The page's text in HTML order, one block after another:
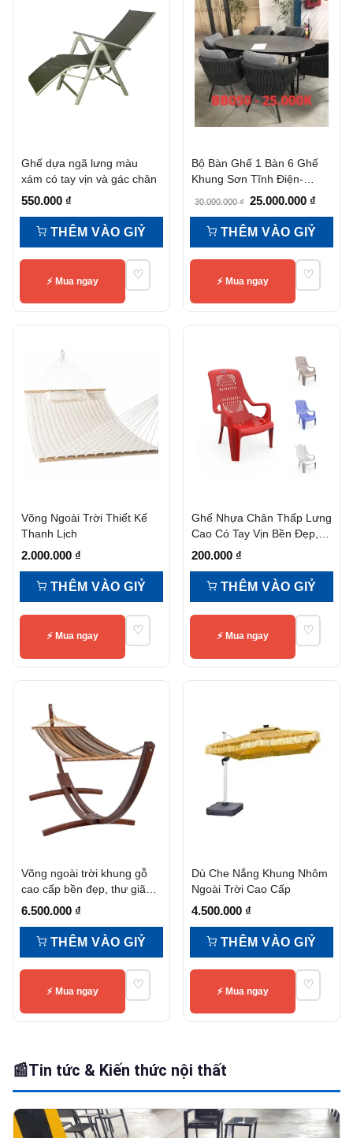
Ghế dựa ngã lưng màu
xám có tay vịn và gác chân
550.000 ₫
THÊM VÀO GIỶ
⚡ Mua ngay ♡
Bộ Bàn Ghế 1 Bàn 6 Ghế
Khung Sơn Tĩnh Điện-
30.000.000₫ Giá
gốc
là:
30.000.000 ₫.
25.000.000 ₫
hiện
là:
THÊM VÀO GIỶ
⚡ Mua ngay ♡
Võng Ngoài Trời Thiết Kế
Thanh Lịch
2.000.000 ₫
THÊM VÀO GIỶ
⚡ Mua ngay ♡
Ghế Nhựa Chân Thấp Lưng
Cao Có Tay Vịn Bền Đẹp,
Tiện Nghi
200.000 ₫
THÊM VÀO GIỶ
⚡ Mua ngay ♡
Võng ngoài trời khung gỗ
cao cấp bền đẹp, thư giãn
tuyệt vời
6.500.000 ₫
THÊM VÀO GIỶ
⚡ Mua ngay ♡
Dù Che Nắng Khung Nhôm
Ngoài Trời Cao Cấp
4.500.000 ₫
THÊM VÀO GIỶ
⚡ Mua ngay ♡
📰Tin tức & Kiến thức nội thất